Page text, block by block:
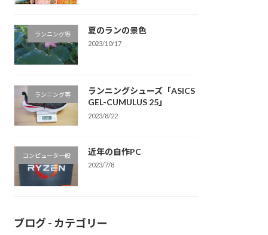
ランニング等 夏のランの景色
2023/10/17
ランニング等
ランニングシューズ「ASICS
GEL-CUMULUS 25」
2023/8/22
コンピュータ一般 近年の自作PC
2023/7/8
ブログ - カテゴリー